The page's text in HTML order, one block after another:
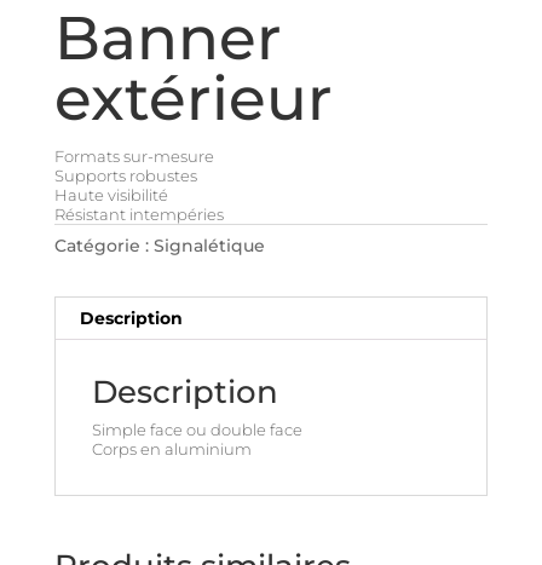
Banner
extérieur
Formats sur-mesure
Supports robustes
Haute visibilité
Résistant intempéries
Catégorie : Signalétique
Description
Description
Simple face ou double face
Corps en aluminium